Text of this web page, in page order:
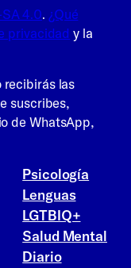
4.0. ¿Qué
privacidad y la
recibirás las
suscribes,
de WhatsApp,
Psicología
Lenguas
LGTBIQ+
Salud Mental
Diario